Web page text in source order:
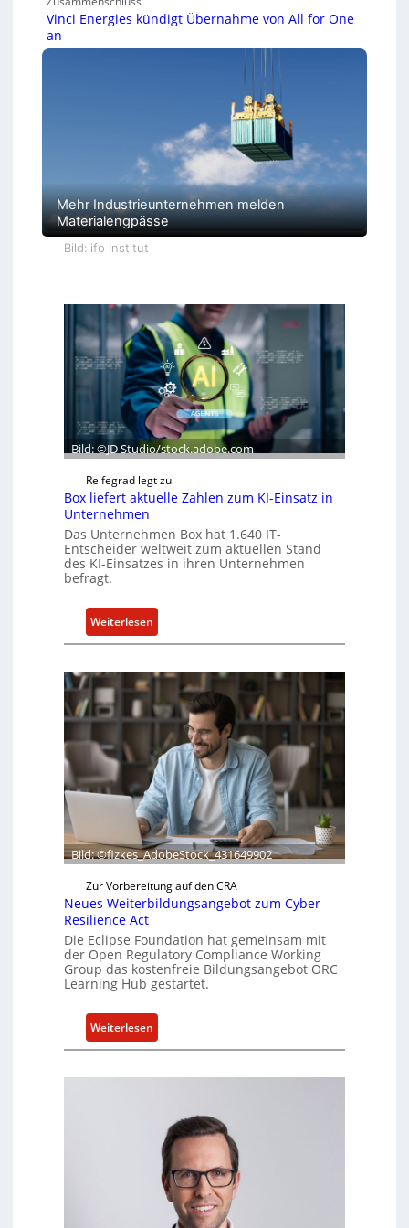
Vinci Energies kündigt Übernahme von All for One
an
Mehr Industrieunternehmen melden
Materialengpässe
Bild: ifo Institut
Bild: ©JD Studio/stock.adobe.com
Reifegrad legt zu
Box liefert aktuelle Zahlen zum KI-Einsatz in
Unternehmen
Das Unternehmen Box hat 1.640 IT-
Entscheider weltweit zum aktuellen Stand
des KI-Einsatzes in ihren Unternehmen
befragt.
Weiterlesen
B
x
i
f
e
r
t
a
k
u
e
l
e
Z
l
n
Bild: ©fizkes_AdobeStock_431649902
Zur Vorbereitung auf den CRA
Neues Weiterbildungsangebot zum Cyber
Resilience Act
Die Eclipse Foundation hat gemeinsam mit
der Open Regulatory Compliance Working
Group das kostenfreie Bildungsangebot ORC
Learning Hub gestartet.
Weiterlesen
N
W